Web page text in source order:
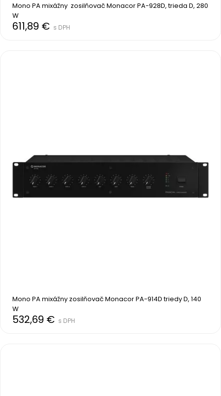
Mono PA mixážny  zosilňovač Monacor PA-928D, trieda D, 280
W
611,89 € s DPH
Mono PA mixážny zosilňovač Monacor PA-914D triedy D, 140
W
532,69 € s DPH